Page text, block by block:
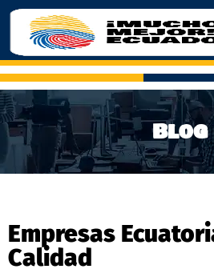
Blog
Empresas
Calidad